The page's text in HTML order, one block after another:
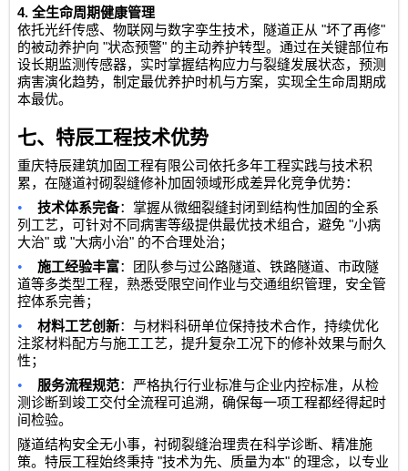
4.全生命周期健康管理
依托光纤传感、物联网与数字孪生技术，隧道正从 "坏了再修"
的被动养护向 "状态预警" 的主动养护转型。通过在关键部位布
设长期监测传感器，实时掌握结构应力与裂缝发展状态，预测
病害演化趋势，制定最优养护时机与方案，实现全生命周期成
本最优。
七、特辰工程技术优势
重庆特辰建筑加固工程有限公司依托多年工程实践与技术积
累，在隧道衬砌裂缝修补加固领域形成差异化竞争优势：
• 技术体系完备：掌握从微细裂缝封闭到结构性加固的全系
列工艺，可针对不同病害等级提供最优技术组合，避免 "小病
大治" 或 "大病小治" 的不合理处治；
• 施工经验丰富：团队参与过公路隧道、铁路隧道、市政隧
道等多类型工程，熟悉受限空间作业与交通组织管理，安全管
控体系完善；
• 材料工艺创新：与材料科研单位保持技术合作，持续优化
注浆材料配方与施工工艺，提升复杂工况下的修补效果与耐久
性；
• 服务流程规范：严格执行行业标准与企业内控标准，从检
测诊断到竣工交付全流程可追溯，确保每一项工程都经得起时
间检验。
隧道结构安全无小事，衬砌裂缝治理贵在科学诊断、精准施
策。特辰工程始终秉持 "技术为先、质量为本" 的理念，以专业